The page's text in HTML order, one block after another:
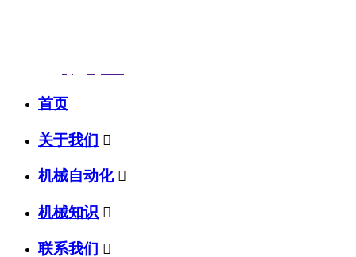
首页
关于我们 
机械自动化 
机械知识 
联系我们 